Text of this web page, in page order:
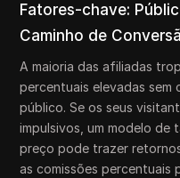
Fatores-chave:
Caminho de
A maioria das afiliadas
percentuais elevadas sem
público. Se os seus
impulsivos, um modelo de
preço pode trazer
as comissões percentuais